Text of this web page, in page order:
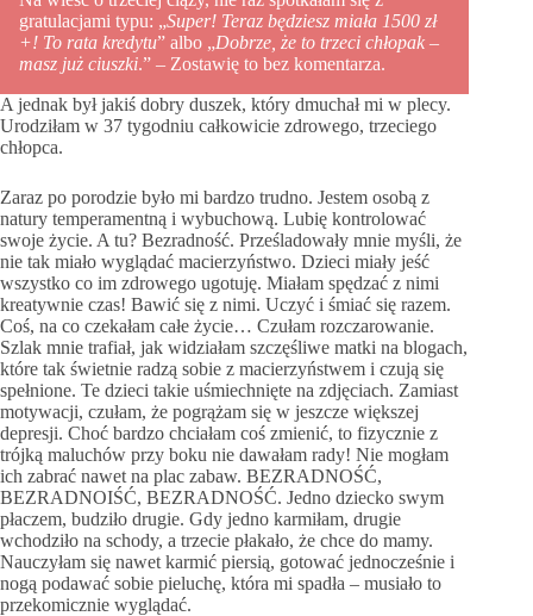
gratulacjami typu: „Super! Teraz będziesz miała 1500 zł
+! To rata kredytu” albo „Dobrze, że to trzeci chłopak –
masz już ciuszki.” – Zostawię to bez komentarza.
A jednak był jakiś dobry duszek, który dmuchał mi w plecy.
Urodziłam w 37 tygodniu całkowicie zdrowego, trzeciego
chłopca.
Zaraz po porodzie było mi bardzo trudno. Jestem osobą z
natury temperamentną i wybuchową. Lubię kontrolować
swoje życie. A tu? Bezradność. Prześladowały mnie myśli, że
nie tak miało wyglądać macierzyństwo. Dzieci miały jeść
wszystko co im zdrowego ugotuję. Miałam spędzać z nimi
kreatywnie czas! Bawić się z nimi. Uczyć i śmiać się razem.
Coś, na co czekałam całe życie… Czułam rozczarowanie.
Szlak mnie trafiał, jak widziałam szczęśliwe matki na blogach,
które tak świetnie radzą sobie z macierzyństwem i czują się
spełnione. Te dzieci takie uśmiechnięte na zdjęciach. Zamiast
motywacji, czułam, że pogrążam się w jeszcze większej
depresji. Choć bardzo chciałam coś zmienić, to fizycznie z
trójką maluchów przy boku nie dawałam rady! Nie mogłam
ich zabrać nawet na plac zabaw. BEZRADNOŚĆ,
BEZRADNOIŚĆ, BEZRADNOŚĆ. Jedno dziecko swym
płaczem, budziło drugie. Gdy jedno karmiłam, drugie
wchodziło na schody, a trzecie płakało, że chce do mamy.
Nauczyłam się nawet karmić piersią, gotować jednocześnie i
nogą podawać sobie pieluchę, która mi spadła – musiało to
przekomicznie wyglądać.